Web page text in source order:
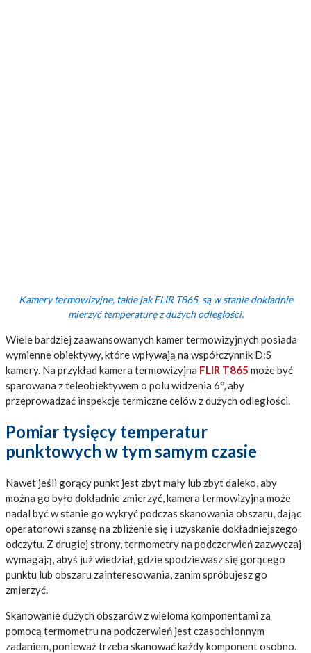
Kamery termowizyjne, takie jak FLIR T865, są w stanie dokładnie
mierzyć temperaturę z dużych odległości.
Wiele bardziej zaawansowanych kamer termowizyjnych posiada
wymienne obiektywy, które wpływają na współczynnik D:S
kamery. Na przykład kamera termowizyjna FLIR T865 może być
sparowana z teleobiektywem o polu widzenia 6°, aby
przeprowadzać inspekcje termiczne celów z dużych odległości.
Pomiar tysięcy temperatur
punktowych w tym samym czasie
Nawet jeśli gorący punkt jest zbyt mały lub zbyt daleko, aby
można go było dokładnie zmierzyć, kamera termowizyjna może
nadal być w stanie go wykryć podczas skanowania obszaru, dając
operatorowi szansę na zbliżenie się i uzyskanie dokładniejszego
odczytu. Z drugiej strony, termometry na podczerwień zazwyczaj
wymagają, abyś już wiedział, gdzie spodziewasz się gorącego
punktu lub obszaru zainteresowania, zanim spróbujesz go
zmierzyć.
Skanowanie dużych obszarów z wieloma komponentami za
pomocą termometru na podczerwień jest czasochłonnym
zadaniem, ponieważ trzeba skanować każdy komponent osobno.